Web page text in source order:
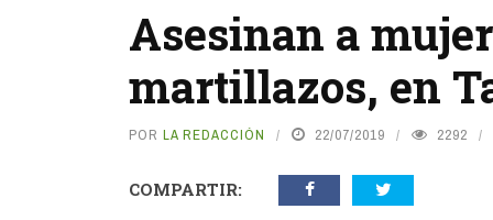
Asesinan a
martillazos, en
POR LA REDACCIÓN 22/07/2019 2292
COMPARTIR: